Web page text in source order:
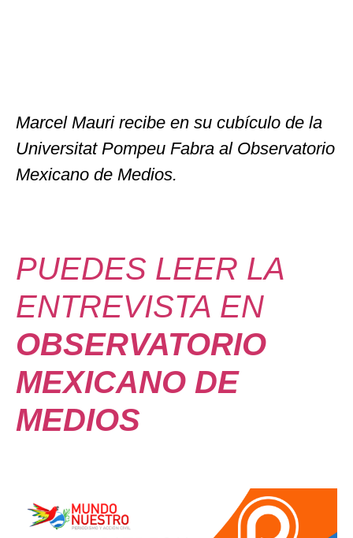
Marcel Mauri recibe en su cubículo de la
Universitat Pompeu Fabra al Observatorio
Mexicano de Medios.
PUEDES LEER LA
ENTREVISTA EN
OBSERVATORIO
MEXICANO DE
MEDIOS